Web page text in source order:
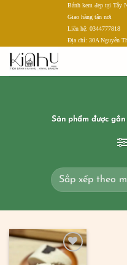
dung
Bánh kem đẹp tại Tây
Giao hàng tận nơi
Liên hệ: 0344777818
Địa chỉ: 30A Nguyễn
Sản phẩm được gắn
Add to